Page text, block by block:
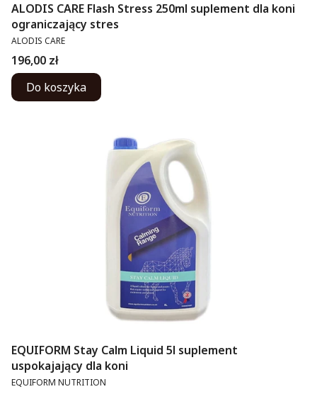
ALODIS CARE Flash Stress 250ml suplement dla koni
ograniczający stres
PRODUCENT
ALODIS CARE
Cena
196,00 zł
Do koszyka
EQUIFORM Stay Calm Liquid 5l suplement
uspokajający dla koni
PRODUCENT
EQUIFORM NUTRITION